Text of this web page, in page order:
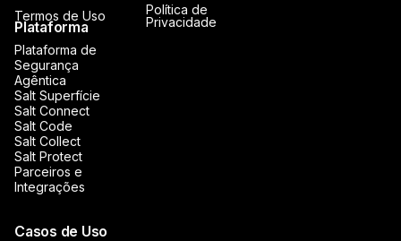
Plataforma
Plataforma de
Segurança
Agêntica
Salt Superfície
Salt Connect
Salt Code
Salt Collect
Salt Protect
Parceiros e
Integrações
Casos de Uso
Termos de Uso
Política de
Privacidade